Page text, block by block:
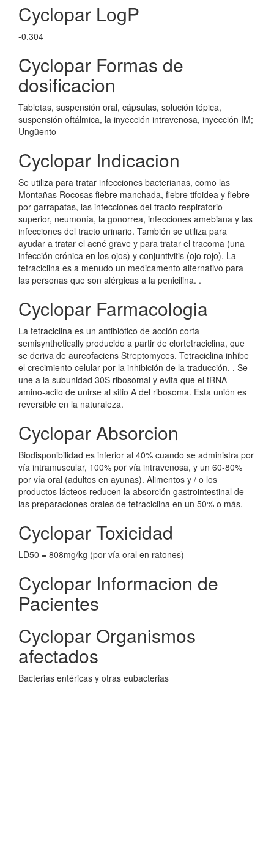
Cyclopar LogP
-0.304
Cyclopar Formas de
dosificacion
Tabletas, suspensión oral, cápsulas, solución tópica,
suspensión oftálmica, la inyección intravenosa, inyección IM;
Ungüento
Cyclopar Indicacion
Se utiliza para tratar infecciones bacterianas, como las
Montañas Rocosas fiebre manchada, fiebre tifoidea y fiebre
por garrapatas, las infecciones del tracto respiratorio
superior, neumonía, la gonorrea, infecciones amebiana y las
infecciones del tracto urinario. También se utiliza para
ayudar a tratar el acné grave y para tratar el tracoma (una
infección crónica en los ojos) y conjuntivitis (ojo rojo). La
tetraciclina es a menudo un medicamento alternativo para
las personas que son alérgicas a la penicilina. .
Cyclopar Farmacologia
La tetraciclina es un antibiótico de acción corta
semisynthetically producido a partir de clortetraciclina, que
se deriva de aureofaciens Streptomyces. Tetraciclina inhibe
el crecimiento celular por la inhibición de la traducción. . Se
une a la subunidad 30S ribosomal y evita que el tRNA
amino-acilo de unirse al sitio A del ribosoma. Esta unión es
reversible en la naturaleza.
Cyclopar Absorcion
Biodisponibilidad es inferior al 40% cuando se administra por
vía intramuscular, 100% por vía intravenosa, y un 60-80%
por vía oral (adultos en ayunas). Alimentos y / o los
productos lácteos reducen la absorción gastrointestinal de
las preparaciones orales de tetraciclina en un 50% o más.
Cyclopar Toxicidad
LD50 = 808mg/kg (por vía oral en ratones)
Cyclopar Informacion de
Pacientes
Cyclopar Organismos
afectados
Bacterias entéricas y otras eubacterias